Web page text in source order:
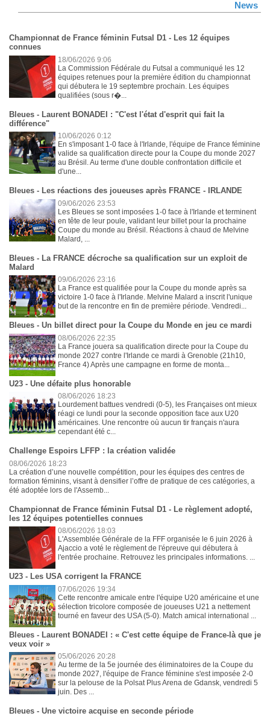
News
Championnat de France féminin Futsal D1 - Les 12 équipes
connues
18/06/2026 9:06
La Commission Fédérale du Futsal a communiqué les 12
équipes retenues pour la première édition du championnat
qui débutera le 19 septembre prochain. Les équipes
qualifiées (sous r�...
Bleues - Laurent BONADEI : "C'est l'état d'esprit qui fait la
différence"
10/06/2026 0:12
En s'imposant 1-0 face à l'Irlande, l'équipe de France féminine
valide sa qualification directe pour la Coupe du monde 2027
au Brésil. Au terme d'une double confrontation difficile et
d'une...
Bleues - Les réactions des joueuses après FRANCE - IRLANDE
09/06/2026 23:53
Les Bleues se sont imposées 1-0 face à l'Irlande et terminent
en tête de leur poule, validant leur billet pour la prochaine
Coupe du monde au Brésil. Réactions à chaud de Melvine
Malard, ...
Bleues - La FRANCE décroche sa qualification sur un exploit de
Malard
09/06/2026 23:16
La France est qualifiée pour la Coupe du monde après sa
victoire 1-0 face à l'Irlande. Melvine Malard a inscrit l'unique
but de la rencontre en fin de première période. Vendredi...
Bleues - Un billet direct pour la Coupe du Monde en jeu ce mardi
08/06/2026 22:35
La France jouera sa qualification directe pour la Coupe du
monde 2027 contre l'Irlande ce mardi à Grenoble (21h10,
France 4) Après une campagne en forme de monta...
U23 - Une défaite plus honorable
08/06/2026 18:23
Lourdement battues vendredi (0-5), les Françaises ont mieux
réagi ce lundi pour la seconde opposition face aux U20
américaines. Une rencontre où aucun tir français n'aura
cependant été c...
Challenge Espoirs LFFP : la création validée
08/06/2026 18:23
La création d’une nouvelle compétition, pour les équipes des centres de
formation féminins, visant à densifier l’offre de pratique de ces catégories, a
été adoptée lors de l'Assemb...
Championnat de France féminin Futsal D1 - Le règlement adopté,
les 12 équipes potentielles connues
08/06/2026 18:03
L'Assemblée Générale de la FFF organisée le 6 juin 2026 à
Ajaccio a voté le règlement de l'épreuve qui débutera à
l'entrée prochaine. Retrouvez les principales informations. ...
U23 - Les USA corrigent la FRANCE
07/06/2026 19:34
Cette rencontre amicale entre l'équipe U20 américaine et une
sélection tricolore composée de joueuses U21 a nettement
tourné en faveur des USA (5-0). Match amical international ...
Bleues - Laurent BONADEI : « C'est cette équipe de France-là que je
veux voir »
05/06/2026 20:28
Au terme de la 5e journée des éliminatoires de la Coupe du
monde 2027, l'équipe de France féminine s'est imposée 2-0
sur la pelouse de la Polsat Plus Arena de Gdansk, vendredi 5
juin. Des ...
Bleues - Une victoire acquise en seconde période